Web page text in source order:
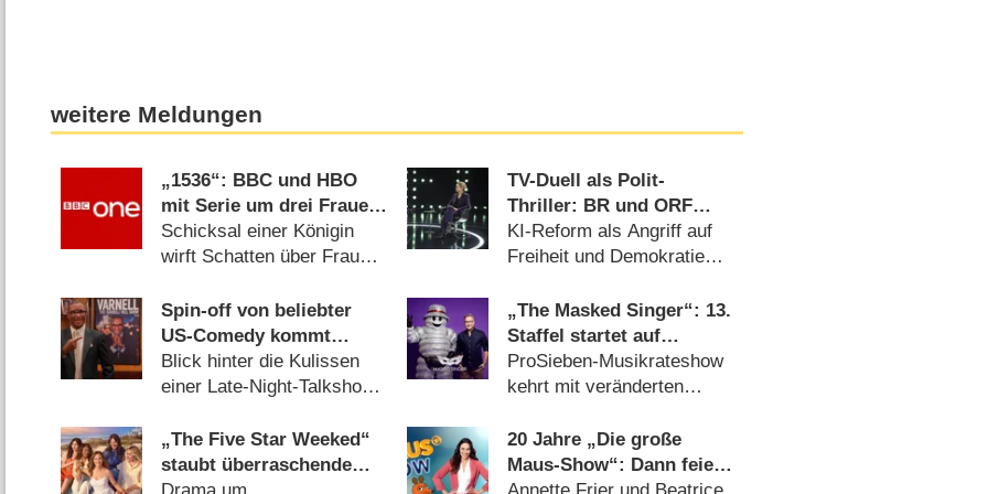
weitere Meldungen
„1536“: BBC und HBO
mit Serie um drei Frauen
im Schatten der
Verhaftung von Anne
Schicksal einer Königin
wirft Schatten über Frauen
TV-Duell als Polit-
Thriller: BR und ORF
produzieren besonderes
Fernseh-Kammerspiel
KI-Reform als Angriff auf
Freiheit und Demokratie
Spin-off von beliebter
US-Comedy kommt
schon bald nach
Deutschland
Blick hinter die Kulissen
einer Late-Night-Talkshow
„The Masked Singer“: 13.
Staffel startet auf
überraschendem
Sendeplatz und viel
ProSieben-Musikrateshow
kehrt mit veränderten
(06.08.2026)
„The Five Star Weeked“
staubt überraschende
20 Jahre „Die große
Maus-Show“: Dann feiert